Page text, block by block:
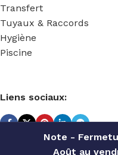
Note -
Août au
Transfert
Tuyaux & Raccords
Hygiène
Piscine
Liens sociaux: